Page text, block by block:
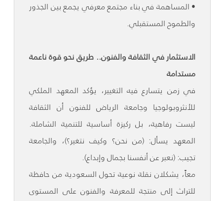
• المساهمة في بناء مجتمع معرفي يجمع بين الجذور
والطموح المستقبلي.
الاستثمار في الثقافة والفنون.. طريق نحو قوة ناعمة
مستدامة
في زمن يتسارع فيه التغيير، يؤكد المعهد الملكي
للأنثروبولوجيا وجامعة الرياض للفنون أن الثقافة
ليست رفاهية، بل ركيزة أساسية للتنمية الشاملة.
المعهد يسأل: (من نحن؟ وكيف نتغير؟)، والجامعة
تجيب: (نعبر عن أنفسنا بجمال وإبداع).
معاً، يشكلان نقلة نوعية تحول السعودية من حافظة
للتراث إلى منتجة للمعرفة والفنون على المستوى